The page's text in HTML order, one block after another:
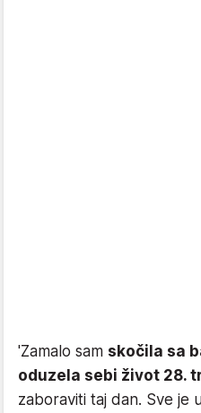
'Zamalo sam skočila sa
oduzela sebi život 28.
zaboraviti taj dan. Sve je